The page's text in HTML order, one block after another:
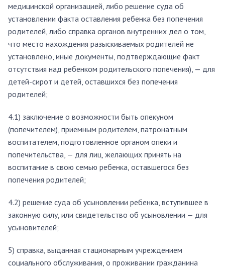
медицинской организацией, либо решение суда об
установлении факта оставления ребенка без попечения
родителей, либо справка органов внутренних дел о том,
что место нахождения разыскиваемых родителей не
установлено, иные документы, подтверждающие факт
отсутствия над ребенком родительского попечения), — для
детей-сирот и детей, оставшихся без попечения
родителей;
4.1) заключение о возможности быть опекуном
(попечителем), приемным родителем, патронатным
воспитателем, подготовленное органом опеки и
попечительства, — для лиц, желающих принять на
воспитание в свою семью ребенка, оставшегося без
попечения родителей;
4.2) решение суда об усыновлении ребенка, вступившее в
законную силу, или свидетельство об усыновлении — для
усыновителей;
5) справка, выданная стационарным учреждением
социального обслуживания, о проживании гражданина